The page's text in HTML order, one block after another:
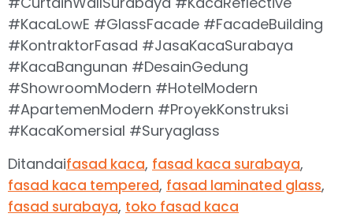
#KacaLowE #GlassFacade #FacadeBuilding
#KontraktorFasad #JasaKacaSurabaya
#KacaBangunan #DesainGedung
#ShowroomModern #HotelModern
#ApartemenModern #ProyekKonstruksi
#KacaKomersial #Suryaglass
Ditandaifasad kaca, fasad kaca surabaya,
fasad kaca tempered, fasad laminated glass,
fasad surabaya, toko fasad kaca